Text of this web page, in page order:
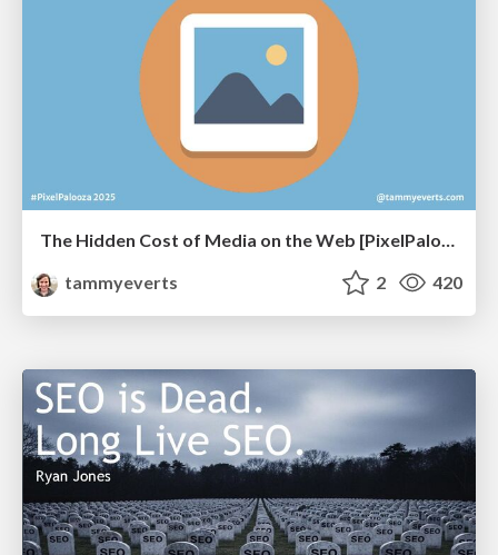
tammyeverts
2 420